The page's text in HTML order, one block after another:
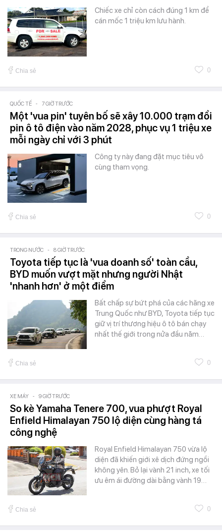
Chiếc xe chỉ còn cách đúng 1 km để
cán mốc 1 triệu km lưu hành.
Chia sẻ 0
QUỐC TẾ - 7 GIỜ TRƯỚC
Một 'vua pin' tuyên bố sẽ xây 10.000 trạm đổi
pin ô tô điện vào năm 2028, phục vụ 1 triệu xe
mỗi ngày chỉ với 3 phút
Công ty này đang đặt mục tiêu vô
cùng tham vọng.
Chia sẻ 0
TRONG NƯỚC - 8 GIỜ TRƯỚC
Toyota tiếp tục là 'vua doanh số' toàn cầu,
BYD muốn vượt mặt nhưng người Nhật
'nhanh hơn' ở một điểm
Bất chấp sự bứt phá của các hãng xe
Trung Quốc như BYD, Toyota tiếp tục
giữ vị trí thương hiệu ô tô bán chạy
nhất thế giới trong nửa đầu năm…
Chia sẻ 0
XE MÁY - 9 GIỜ TRƯỚC
So kè Yamaha Tenere 700, vua phượt Royal
Enfield Himalayan 750 lộ diện cùng hàng tá
công nghệ
Royal Enfield Himalayan 750 vừa lộ
diện đã khiến giới xê dịch đứng ngồi
không yên. Bỏ lại vành 21 inch, xe tối
ưu êm ái đường dài bằng vành 19…
Chia sẻ 0